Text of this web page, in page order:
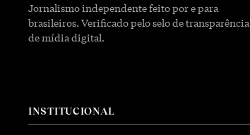
Jornalismo independente feito por e para
brasileiros. Verificado pelo selo de transparência
de mídia digital.
INSTITUCIONAL